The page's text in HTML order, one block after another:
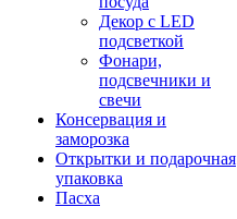
Декор с LED
подсветкой
Фонари,
подсвечники и
свечи
Консервация и
заморозка
Открытки и подарочная
упаковка
Пасха